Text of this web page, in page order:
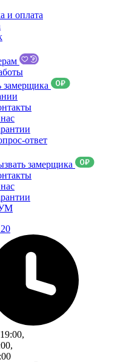
и оплата
замерщика
ответ
замерщика